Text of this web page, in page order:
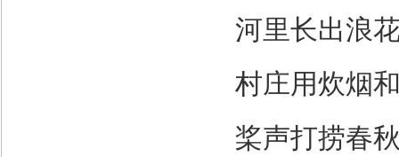
河里长出浪
村庄用炊烟
桨声打捞春